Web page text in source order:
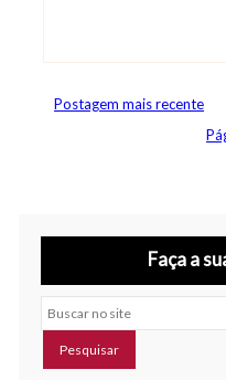
Postagem mais recente
Faça a
Buscar no site